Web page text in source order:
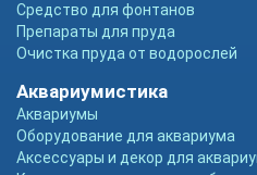
Средство для фонтанов
Препараты для пруда
Очистка пруда от водорослей
Аквариумистика
Аквариумы
Оборудование для аквариума
Аксессуары и декор для